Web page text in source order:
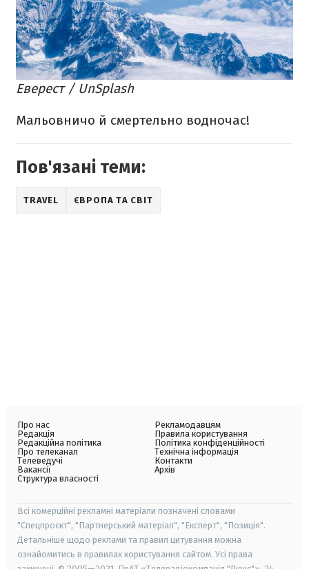
Еверест / UnSplash
Мальовничо й смертельно водночас!
Пов'язані теми:
TRAVEL ЄВРОПА ТА СВІТ
Про нас
Редакція
Редакційна політика
Про телеканал
Телеведучі
Вакансії
Структура власності
Рекламодавцям
Правила користування
Політика конфіденційності
Технічна інформація
Контакти
Архів
Всі комерційні рекламні матеріали позначені словами
"Спецпроєкт", "Партнерський матеріал", "Експерт", "Позиція".
Детальніше щодо реклами та правил цитування можна
ознайомитись в правилах користування сайтом. Усі права